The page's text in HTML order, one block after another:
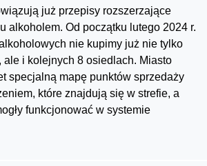
już przepisy rozszerzające
alkoholem. Od początku lutego 2024 r.
nie kupimy już nie tylko
ale i kolejnych 8 osiedlach. Miasto
specjalną mapę punktów sprzedaży
które znajdują się w strefie, a
funkcjonować w systemie